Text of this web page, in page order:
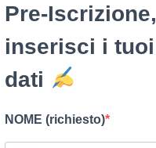
Pre-Iscrizione,
inserisci i tuoi
dati
NOME (richiesto)